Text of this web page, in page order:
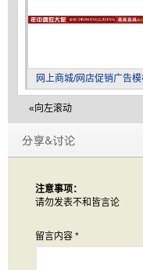
网上商城/网店促销广告模
«向左滚动
注意事项：
请勿发表不和皆言论
留言内容 *